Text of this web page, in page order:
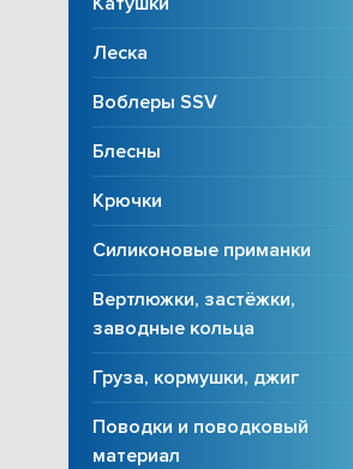
Леска
Воблеры SSV
Блесны
Крючки
Силиконовые приманки
Вертлюжки, застёжки,
заводные кольца
Груза, кормушки, джиг
Поводки и поводковый
материал